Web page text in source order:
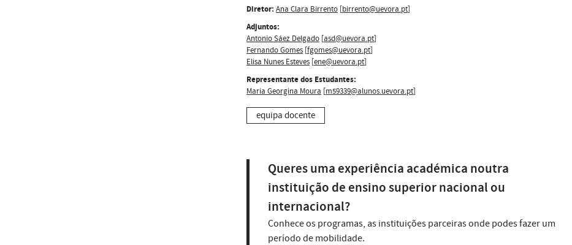
Diretor: Ana Clara Birrento [birrento@uevora.pt]
Adjuntos:
Antonio Sáez Delgado [asd@uevora.pt]
Fernando Gomes [fgomes@uevora.pt]
Elisa Nunes Esteves [ene@uevora.pt]
Representante dos Estudantes:
Maria Georgina Moura [m59339@alunos.uevora.pt]
equipa docente
Queres uma experiência académica noutra
instituição de ensino superior nacional ou
internacional?
Conhece os programas, as instituições parceiras onde podes fazer um
período de mobilidade.